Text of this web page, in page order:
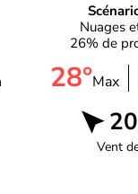
Nuages
26% de
28°Max
20
Vent